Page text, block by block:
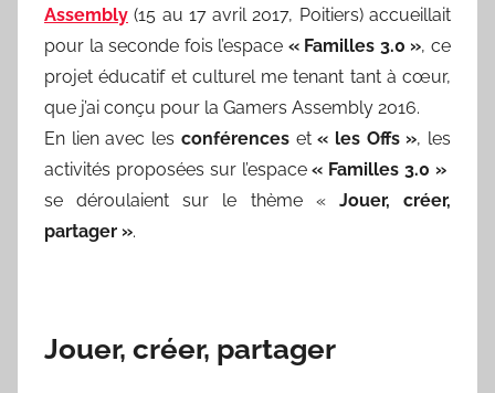
Assembly (15 au 17 avril 2017, Poitiers) accueillait
pour la seconde fois l’espace « Familles 3.0 », ce
projet éducatif et culturel me tenant tant à cœur,
que j’ai conçu pour la Gamers Assembly 2016.
En lien avec les conférenceset« les Offs », les
activités proposées sur l’espace« Familles 3.0 »
se déroulaient sur le thème « Jouer, créer,
partager ».
Jouer, créer, partager